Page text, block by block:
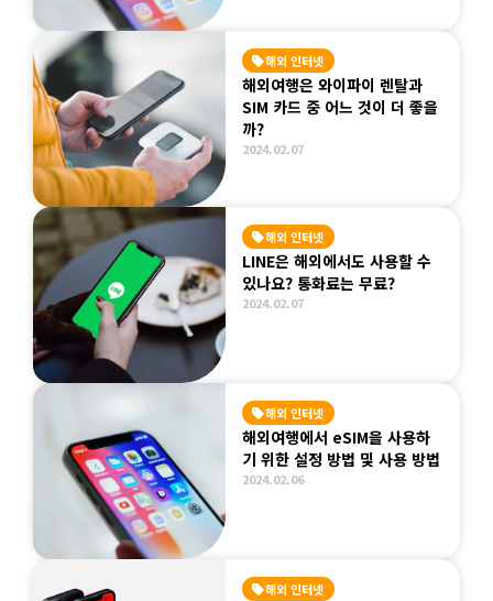
해외 인터넷
해외여행은 와이파이 렌탈과
SIM 카드 중 어느 것이 더 좋을
까?
2024.02.07
해외 인터넷
LINE은 해외에서도 사용할 수
있나요? 통화료는 무료?
2024.02.07
해외 인터넷
해외여행에서 eSIM을 사용하
기 위한 설정 방법 및 사용 방법
2024.02.06
해외 인터넷